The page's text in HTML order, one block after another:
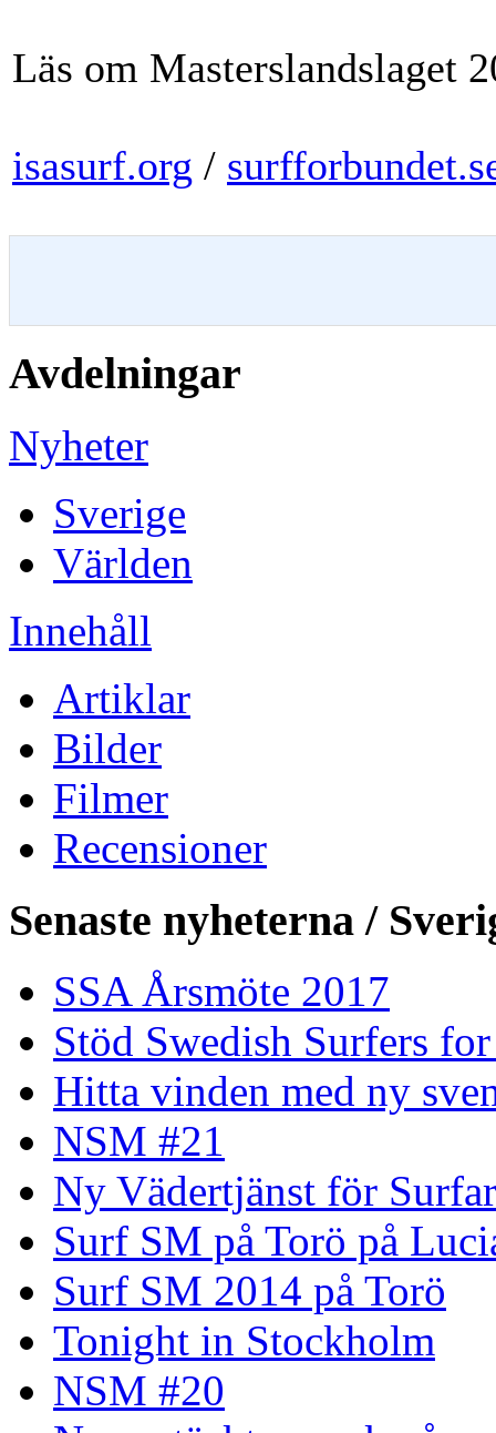
Läs om Masterslandslaget
isasurf.org /
Avdelningar
Nyheter
Sverige
Världen
Innehåll
Artiklar
Bilder
Filmer
Recensioner
Senaste nyheterna /
SSA Årsmöte 2017
Stöd Swedish Surfers
Hitta vinden med ny
NSM #21
Ny Vädertjänst för
Surf SM på Torö på
Surf SM 2014 på Torö
Tonight in Stockholm
NSM #20